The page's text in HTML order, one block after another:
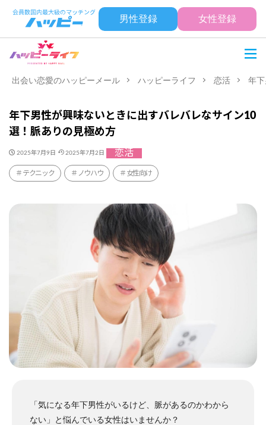
男性登録 女性登録
出会い恋愛のハッピーメール ハッピーライフ 恋活 年
年下男性が興味ないときに出すバレバレなサイン10
選！脈ありの見極め方
2025年7月9日 2025年7月2日 恋活
テクニック ノウハウ 女性向け
「気になる年下男性がいるけど、脈があるのかわから
ない」と悩んでいる女性はいませんか？